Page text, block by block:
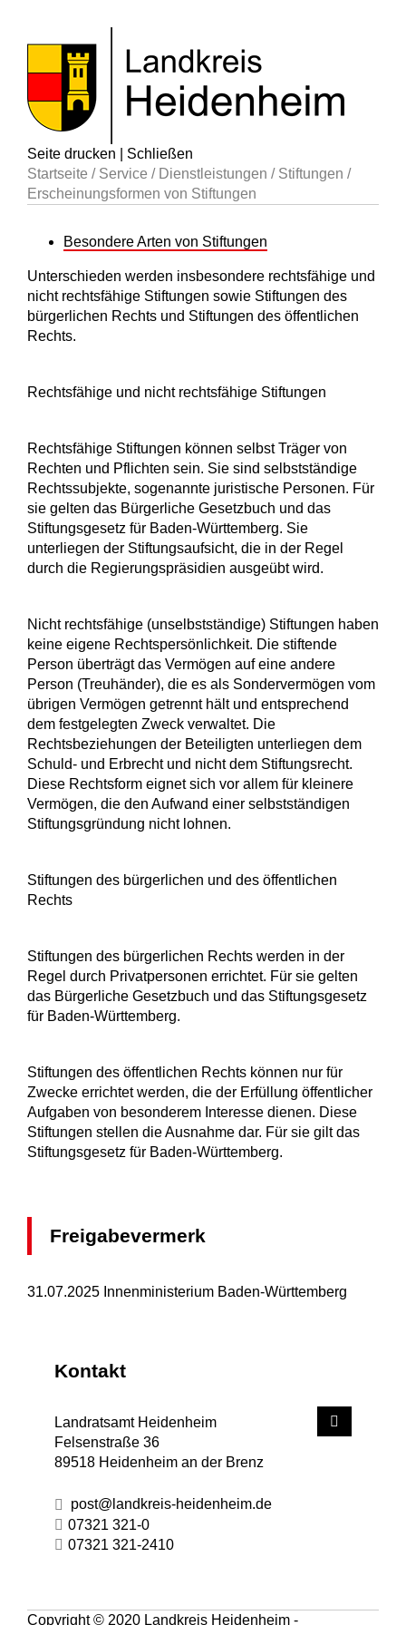
Seite drucken
Schließen
Startseite / Service / Dienstleistungen / Stiftungen /
Erscheinungsformen von Stiftungen
Besondere Arten von Stiftungen
Unterschieden werden insbesondere rechtsfähige und
nicht rechtsfähige Stiftungen sowie Stiftungen des
bürgerlichen Rechts und Stiftungen des öffentlichen
Rechts.
Rechtsfähige und nicht rechtsfähige Stiftungen
Rechtsfähige Stiftungen können selbst Träger von
Rechten und Pflichten sein. Sie sind selbstständige
Rechtssubjekte, sogenannte juristische Personen. Für
sie gelten das Bürgerliche Gesetzbuch und das
Stiftungsgesetz für Baden-Württemberg. Sie
unterliegen der Stiftungsaufsicht, die in der Regel
durch die Regierungspräsidien ausgeübt wird.
Nicht rechtsfähige (unselbstständige) Stiftungen haben
keine eigene Rechtspersönlichkeit. Die stiftende
Person überträgt das Vermögen auf eine andere
Person (Treuhänder), die es als Sondervermögen vom
übrigen Vermögen getrennt hält und entsprechend
dem festgelegten Zweck verwaltet. Die
Rechtsbeziehungen der Beteiligten unterliegen dem
Schuld- und Erbrecht und nicht dem Stiftungsrecht.
Diese Rechtsform eignet sich vor allem für kleinere
Vermögen, die den Aufwand einer selbstständigen
Stiftungsgründung nicht lohnen.
Stiftungen des bürgerlichen und des öffentlichen
Rechts
Stiftungen des bürgerlichen Rechts werden in der
Regel durch Privatpersonen errichtet. Für sie gelten
das Bürgerliche Gesetzbuch und das Stiftungsgesetz
für Baden-Württemberg.
Stiftungen des öffentlichen Rechts können nur für
Zwecke errichtet werden, die der Erfüllung öffentlicher
Aufgaben von besonderem Interesse dienen. Diese
Stiftungen stellen die Ausnahme dar. Für sie gilt das
Stiftungsgesetz für Baden-Württemberg.
Freigabevermerk
31.07.2025 Innenministerium Baden-Württemberg
Kontakt
Landratsamt Heidenheim
Felsenstraße 36
89518 Heidenheim an der Brenz
post@landkreis-heidenheim.de
07321 321-0
07321 321-2410
Copyright © 2020 Landkreis Heidenheim -